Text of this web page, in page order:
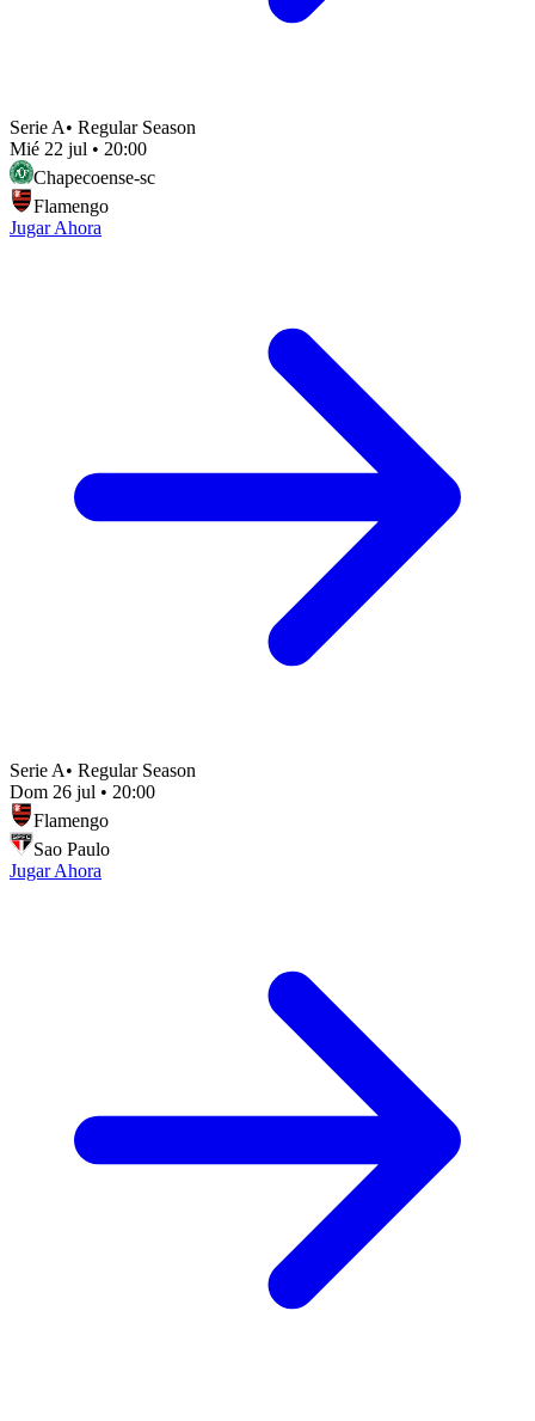
Serie A• Regular Season
Mié 22 jul • 20:00
Chapecoense-sc
Flamengo
Jugar Ahora
Serie A• Regular Season
Dom 26 jul • 20:00
Flamengo
Sao Paulo
Jugar Ahora